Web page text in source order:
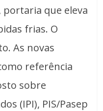
portaria que eleva
frias. O
As novas
referência
sobre
(IPI), PIS/Pasep